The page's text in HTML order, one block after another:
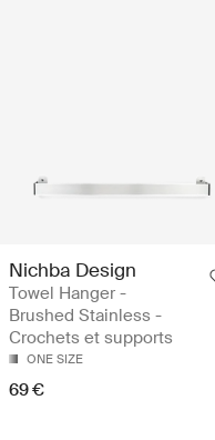
Nichba Design
Towel Hanger -
Brushed Stainless -
Crochets et supports
ONE SIZE
69 €